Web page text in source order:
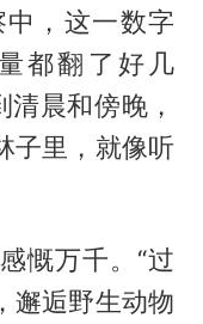
，这一数字
都翻了好几
清晨和傍晚，
子里，就像听
慨万千。“过
邂逅野生动物